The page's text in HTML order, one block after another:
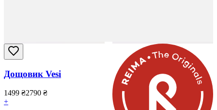
Дощовик Vesi
1499 ₴2790 ₴
+